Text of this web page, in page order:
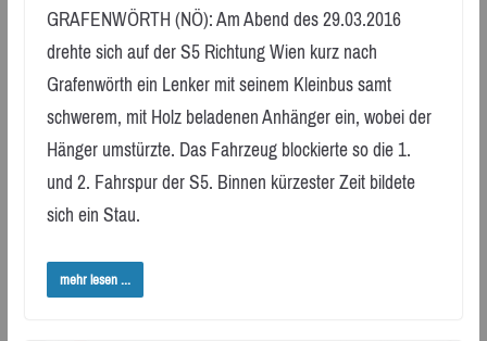
GRAFENWÖRTH (NÖ): Am Abend des 29.03.2016
drehte sich auf der S5 Richtung Wien kurz nach
Grafenwörth ein Lenker mit seinem Kleinbus samt
schwerem, mit Holz beladenen Anhänger ein, wobei der
Hänger umstürzte. Das Fahrzeug blockierte so die 1.
und 2. Fahrspur der S5. Binnen kürzester Zeit bildete
sich ein Stau.
mehr lesen ...